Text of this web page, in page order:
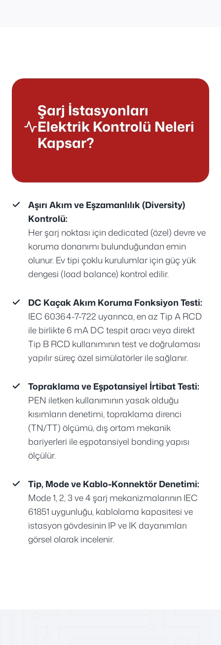
Şarj İstasyonları
Elektrik Kontrolü Neleri
Kapsar?
Aşırı Akım ve Eşzamanlılık (Diversity)
Kontrolü:
Her şarj noktası için dedicated (özel) devre ve
koruma donanımı bulunduğundan emin
olunur. Ev tipi çoklu kurulumlar için güç yük
dengesi (load balance) kontrol edilir.
DC Kaçak Akım Koruma Fonksiyon Testi:
IEC 60364-7-722 uyarınca, en az Tip A RCD
ile birlikte 6 mA DC tespit aracı veya direkt
Tip B RCD kullanımının test ve doğrulaması
yapılır süreç özel simülatörler ile sağlanır.
Topraklama ve Eşpotansiyel İrtibat Testi:
PEN iletken kullanımının yasak olduğu
kısımların denetimi, topraklama direnci
(TN/TT) ölçümü, dış ortam mekanik
bariyerleri ile eşpotansiyel bonding yapısı
ölçülür.
Tip, Mode ve Kablo-Konnektör Denetimi:
Mode 1, 2, 3 ve 4 şarj mekanizmalarının IEC
61851 uygunluğu, kablolama kapasitesi ve
istasyon gövdesinin IP ve IK dayanımları
görsel olarak incelenir.